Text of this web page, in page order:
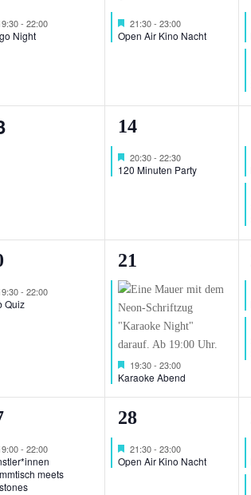
- 22:00
Night
Veranstaltung,
Hervorgehoben
21:30-23:00
Open Air Kino Nacht
1
Veranstaltung,
14
Hervorgehoben
20:30-22:30
120 Minuten Party
- 22:00
Quiz
1
Veranstaltung,
21
Hervorgehoben
19:30-23:00
Karaoke Abend
- 22:00
meets
1
Veranstaltung,
28
Hervorgehoben
21:30-23:00
Open Air Kino Nacht